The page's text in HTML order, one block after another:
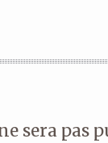
sera pas